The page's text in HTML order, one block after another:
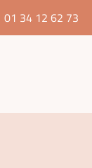
01 34 12 62 73